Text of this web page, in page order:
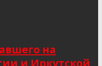
на
и Иркутской